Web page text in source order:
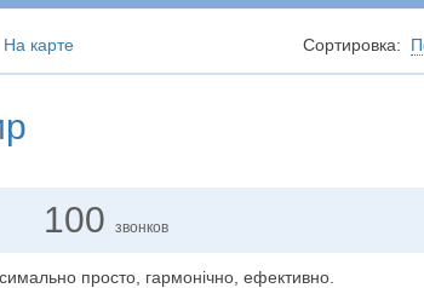
На карте Сортировка:
100звонков
просто, гармонічно, ефективно.